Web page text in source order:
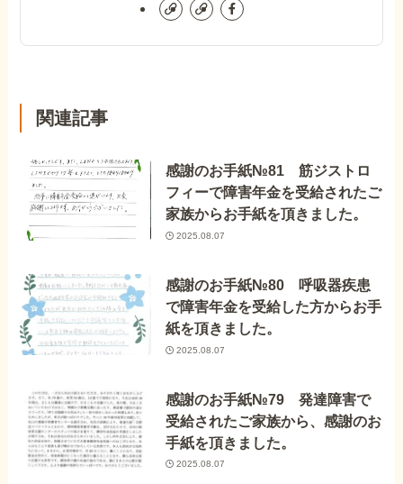
関連記事
感謝のお手紙№81 筋ジストロ
フィーで障害年金を受給されたご
家族からお手紙を頂きました。
2025.08.07
感謝のお手紙№80 呼吸器疾患
で障害年金を受給した方からお手
紙を頂きました。
2025.08.07
感謝のお手紙№79 発達障害で
受給されたご家族から、感謝のお
手紙を頂きました。
2025.08.07